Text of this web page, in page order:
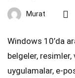
Murat
Windows 10’da
belgeler,
uygulamalar, e-